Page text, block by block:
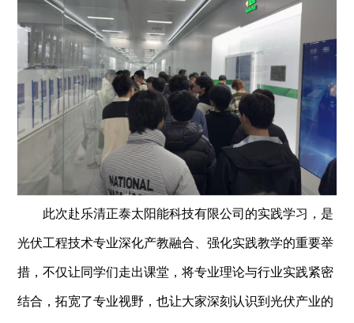
此次赴乐清正泰太阳能科技有限公司的实践学习，是
光伏工程技术专业深化产教融合、强化实践教学的重要举
措，不仅让同学们走出课堂，将专业理论与行业实践紧密
结合，拓宽了专业视野，也让大家深刻认识到光伏产业的